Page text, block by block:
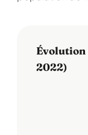
Évolution
2022)